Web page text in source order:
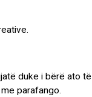
duke i bërë ato të
parafango.